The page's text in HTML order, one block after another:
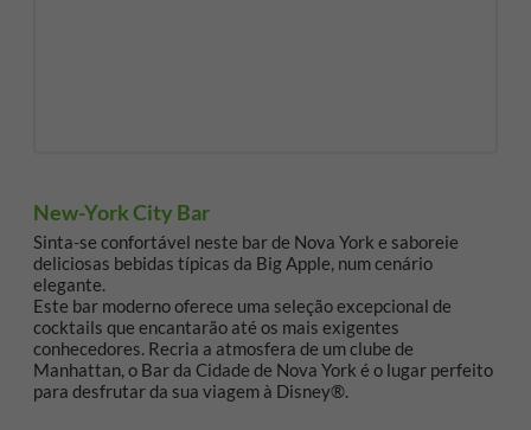
New-York City Bar
Sinta-se confortável neste bar de Nova York e saboreie
deliciosas bebidas típicas da Big Apple, num cenário
elegante.
Este bar moderno oferece uma seleção excepcional de
cocktails que encantarão até os mais exigentes
conhecedores. Recria a atmosfera de um clube de
Manhattan, o Bar da Cidade de Nova York é o lugar perfeito
para desfrutar da sua viagem à Disney®.